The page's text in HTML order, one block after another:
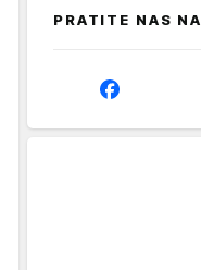
PRATITE NAS NA